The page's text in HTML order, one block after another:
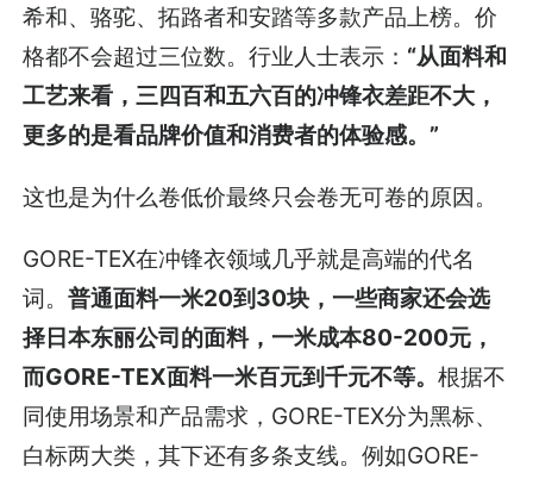
希和、骆驼、拓路者和安踏等多款产品上榜。价
格都不会超过三位数。行业人士表示： “从面料和
工艺来看，三四百和五六百的冲锋衣差距不大，
更多的是看品牌价值和消费者的体验感。”
这也是为什么卷低价最终只会卷无可卷的原因。
GORE-TEX在冲锋衣领域几乎就是高端的代名
词。普通面料一米20到30块，一些商家还会选
择日本东丽公司的面料，一米成本80-200元，
而GORE-TEX面料一米百元到千元不等。根据不
同使用场景和产品需求，GORE-TEX分为黑标、
白标两大类，其下还有多条支线。例如GORE-